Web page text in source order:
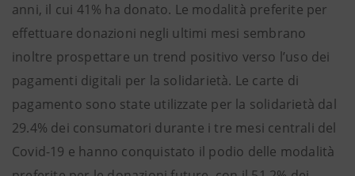
anni, il cui 41% ha donato. Le modalità preferite per
effettuare donazioni negli ultimi mesi sembrano
inoltre prospettare un trend positivo verso l’uso dei
pagamenti digitali per la solidarietà. Le carte di
pagamento sono state utilizzate per la solidarietà dal
29.4% dei consumatori durante i tre mesi centrali del
Covid-19 e hanno conquistato il podio delle modalità